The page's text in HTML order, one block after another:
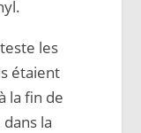
les
étaient
la fin de
la